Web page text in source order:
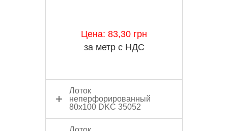
Цена: 83,30 грн
за метр с НДС
Лоток
неперфорированный
80x100 DKC 35052